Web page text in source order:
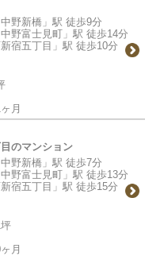
野新橋」駅 徒歩9分
野富士見町」駅 徒歩14分
宿五丁目」駅 徒歩10分
月
のマンション
野新橋」駅 徒歩7分
野富士見町」駅 徒歩13分
宿五丁目」駅 徒歩15分
月